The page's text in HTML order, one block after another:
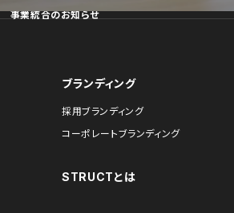
事業統合のお知らせ
ブランディング
採用ブランディング
コーポレートブランディング
STRUCTとは